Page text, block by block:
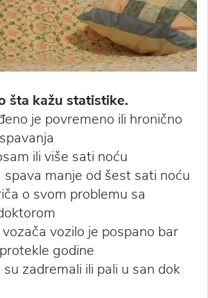
šta kažu statistike.
je povremeno ili hronično
ili više sati noću
manje od šest sati noću
o svom problemu sa
vozilo je pospano bar
godine
zadremali ili pali u san dok